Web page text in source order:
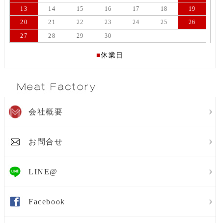
13
14 15 16 17 18
19
20
21 22 23 24 25
26
27
28 29 30
■休業日
会社概要
お問合せ
LINE@
Facebook